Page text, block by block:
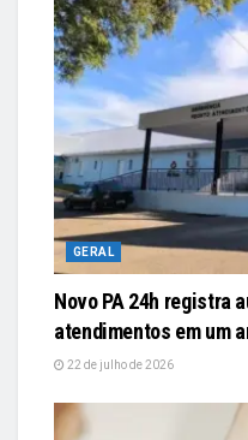
GERAL
Novo PA 24h registra
atendimentos em um
22 de julho de 2026